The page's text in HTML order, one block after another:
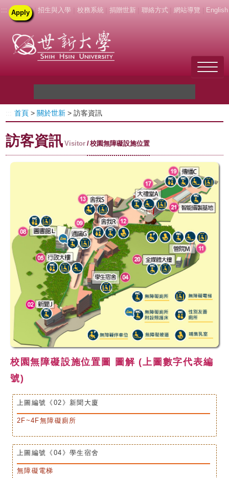
::: Apply | 招生與入學 校務系統 捐贈世新 聯絡方式 網站導覽 English
關於世新
未來學生
教職員
校友
媒體
首頁 >關於世新 > 訪客資訊
訪客資訊 Visitor 校園無障礙設施位置
校園無障礙設施位置圖 圖解 (上圖數字代表編
號)
上圖編號《02》新聞大廈
2F~4F無障礙廁所
上圖編號《04》學生宿舍
無障礙電梯